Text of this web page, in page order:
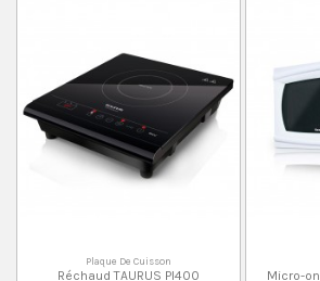
Plaque De Cuisson
Réchaud TAURUS PI400 Micro-